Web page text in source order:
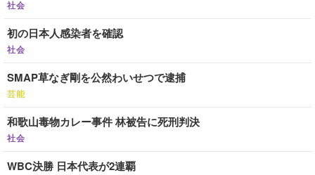
社会
初の日本人感染者を確認
社会
SMAP草なぎ剛を公然わいせつで逮捕
芸能
和歌山毒物カレー事件 林被告に死刑判決
社会
WBC決勝 日本代表が2連覇